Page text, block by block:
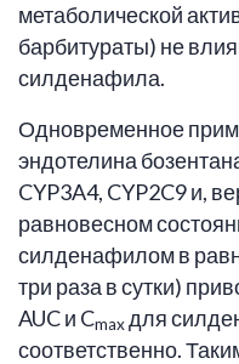
метаболической
барбитураты) не
силденафила.
Одновременное
эндотелина
CYP3A4, CYP2C9 и,
равновесном
силденафилом в
три раза в сутки)
AUC и Cmaxдля
соответственно.